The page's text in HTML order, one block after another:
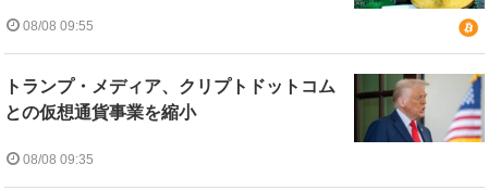
08/08 09:55
トランプ・メディア、クリプトドットコム
との仮想通貨事業を縮小
08/08 09:35